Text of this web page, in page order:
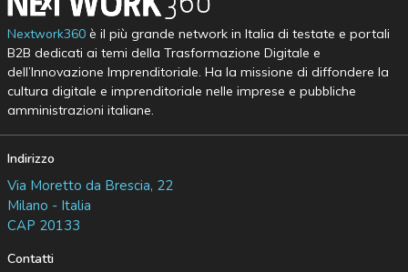
Nextwork360è il più grande network in Italia di testate e portali
B2B dedicati ai temi della Trasformazione Digitale e
dell’Innovazione Imprenditoriale. Ha la missione di diffondere la
cultura digitale e imprenditoriale nelle imprese e pubbliche
amministrazioni italiane.
Indirizzo
Via Moretto da Brescia, 22
Milano - Italia
CAP 20133
Contatti